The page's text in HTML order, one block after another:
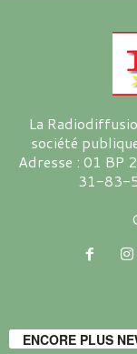
La
société
Adresse : 01 BP
31-83-
ENCORE PLUS